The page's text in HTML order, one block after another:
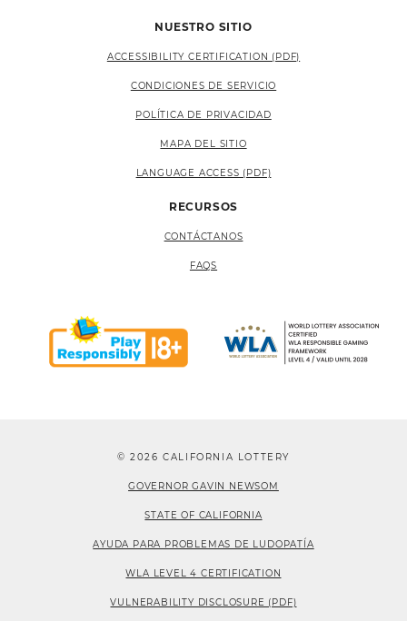
NUESTRO SITIO
ACCESSIBILITY CERTIFICATION (PDF)
CONDICIONES DE SERVICIO
POLÍTICA DE PRIVACIDAD
MAPA DEL SITIO
LANGUAGE ACCESS (PDF)
RECURSOS
CONTÁCTANOS
FAQS
© 2026 CALIFORNIA LOTTERY
GOVERNOR GAVIN NEWSOM
STATE OF CALIFORNIA
AYUDA PARA PROBLEMAS DE LUDOPATÍA
WLA LEVEL 4 CERTIFICATION
VULNERABILITY DISCLOSURE (PDF)